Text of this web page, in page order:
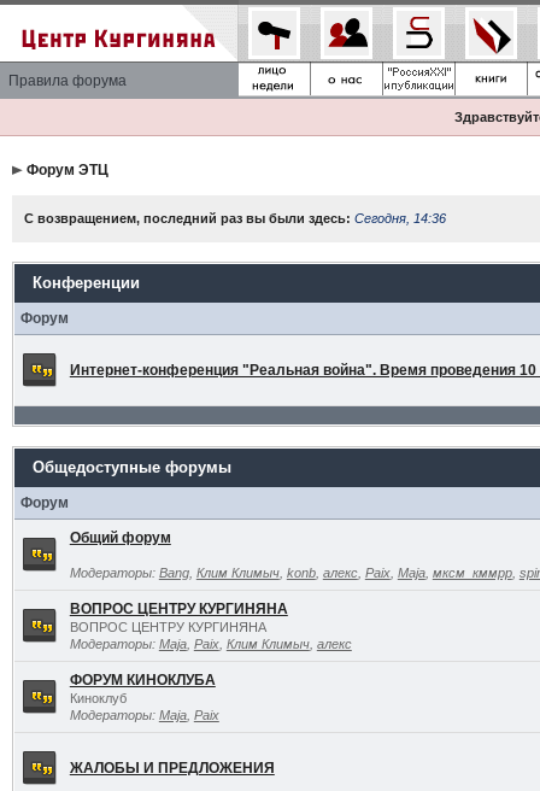
Правила форума
Форум ЭТЦ
С возвращением, последний раз вы были здесь: Сегодня, 14:36
Конференции
Форум
Интернет-конференция "Реальная война". Время проведения 10
Общедоступные форумы
Форум
Общий форум
Модераторы: Bang, Клим Климыч, konb, алекс, Paix, Maja, мксм_кммрр,
ВОПРОС ЦЕНТРУ КУРГИНЯНА
ВОПРОС ЦЕНТРУ КУРГИНЯНА
Модераторы: Maja, Paix, Клим Климыч, алекс
ФОРУМ КИНОКЛУБА
Киноклуб
Модераторы: Maja, Paix
ЖАЛОБЫ И ПРЕДЛОЖЕНИЯ